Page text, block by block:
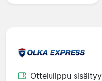
Ottelulippu sisältyy